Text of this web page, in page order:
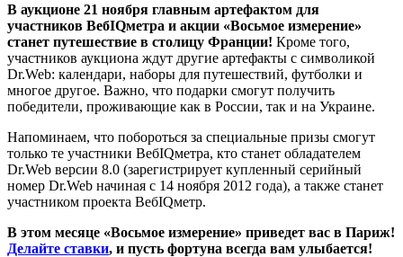
В аукционе 21 ноября главным артефактом для
участников ВебIQметра и акции «Восьмое измерение»
станет путешествие в столицу Франции! Кроме того,
участников аукциона ждут другие артефакты с символикой
Dr.Web: календари, наборы для путешествий, футболки и
многое другое. Важно, что подарки смогут получить
победители, проживающие как в России, так и на Украине.
Напоминаем, что побороться за специальные призы смогут
только те участники ВебIQметра, кто станет обладателем
Dr.Web версии 8.0 (зарегистрирует купленный серийный
номер Dr.Web начиная с 14 ноября 2012 года), а также станет
участником проекта ВебIQметр.
В этом месяце «Восьмое измерение» приведет вас в Париж!
Делайте ставки, и пусть фортуна всегда вам улыбается!